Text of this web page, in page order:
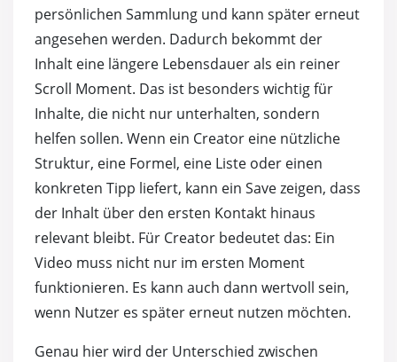
persönlichen Sammlung und kann später erneut
angesehen werden. Dadurch bekommt der
Inhalt eine längere Lebensdauer als ein reiner
Scroll Moment. Das ist besonders wichtig für
Inhalte, die nicht nur unterhalten, sondern
helfen sollen. Wenn ein Creator eine nützliche
Struktur, eine Formel, eine Liste oder einen
konkreten Tipp liefert, kann ein Save zeigen, dass
der Inhalt über den ersten Kontakt hinaus
relevant bleibt. Für Creator bedeutet das: Ein
Video muss nicht nur im ersten Moment
funktionieren. Es kann auch dann wertvoll sein,
wenn Nutzer es später erneut nutzen möchten.
Genau hier wird der Unterschied zwischen